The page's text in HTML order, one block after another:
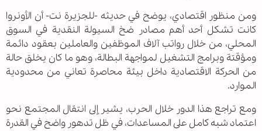
ومن منظور اقتصادي، يوضح في حديثه -للجزيرة نت- أن الأونروا
كانت تشكل أحد أهم مصادر ضخ السيولة النقدية في السوق
المحلي، من خلال رواتب آلاف الموظفين والعاملين بعقود دائمة
ومؤقتة وبرامج التشغيل لمواجهة البطالة، وهو ما كان يخلق حالة
من الحركة الاقتصادية داخل بيئة محاصرة تعاني من محدودية
الموارد.
ومع تراجع هذا الدور خلال الحرب، يشير إلى انتقال المجتمع نحو
اعتماد شبه كامل على المساعدات، في ظل تدهور واضح في القدرة